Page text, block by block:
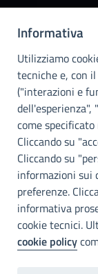
Info e
Città
Via Maqueda, 100
Cod. Fisc.
PEC:
I nostri
Città Metropolitana
web accessibile,
Informativa
Utilizziamo
tecniche e, con
("interazioni e
come
Cliccando su
Cliccando su
informazioni sui
preferenze.
informativa
cookie tecnici.
cookie policy